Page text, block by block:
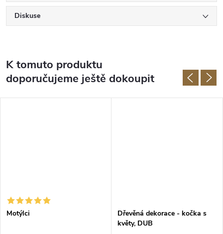
Diskuse
K tomuto produktu
doporučujeme ještě dokoupit
Motýlci
Dřevěná dekorace - kočka s
květy, DUB